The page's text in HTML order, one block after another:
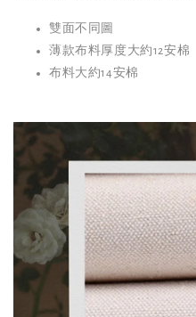
雙面不同圖
薄款布料厚度大約12安棉
布料大約14安棉